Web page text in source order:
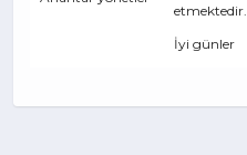
etmektedir.
İyi günler